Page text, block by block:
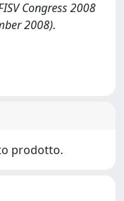
Congress 2008
2008).
prodotto.